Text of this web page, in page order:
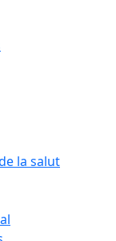
la salut